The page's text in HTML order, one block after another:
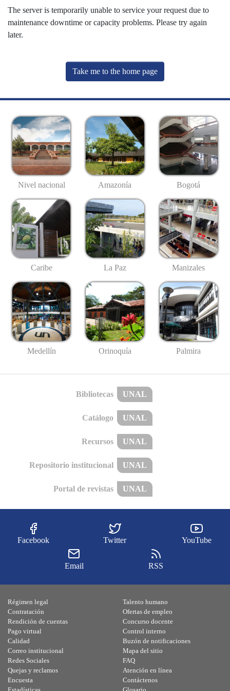
The server is temporarily unable to service your request due to
maintenance downtime or capacity problems. Please try again
later.
Take me to the home page
Nivel nacional Amazonía Bogotá
Caribe La Paz Manizales
Medellín Orinoquía Palmira
Bibliotecas UNAL
Catálogo UNAL
Recursos UNAL
Repositorio institucional UNAL
Portal de revistas UNAL
Facebook Twitter YouTube
Email RSS
Régimen legal
Contratación
Rendición de cuentas
Pago virtual
Calidad
Talento humano
Ofertas de empleo
Concurso docente
Control interno
Buzón de notificaciones
Correo institucional
Redes Sociales
Quejas y reclamos
Encuesta
Mapa del sitio
FAQ
Atención en línea
Contáctenos